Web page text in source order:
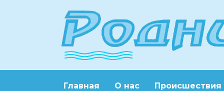
Главная О нас Происшествия